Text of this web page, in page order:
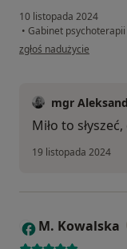
10 listopada 2024
• Gabinet
w opinii użytkownika
zgłoś nadużycie
mgr
Miło to
19 listopada 2024
M M. Kowalska